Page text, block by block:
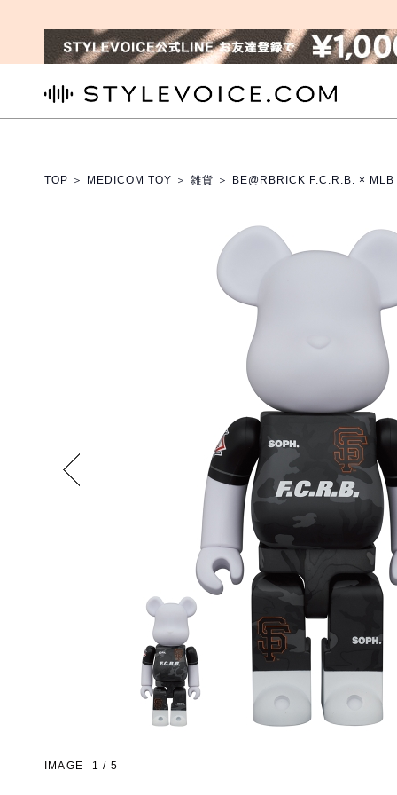
TOP ＞ MEDICOM TOY ＞ 雑貨 ＞ BE@RBRICK F.C.R.B. ×
IMAGE 1 / 5